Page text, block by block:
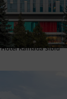
Hotel Ramada Sibiu